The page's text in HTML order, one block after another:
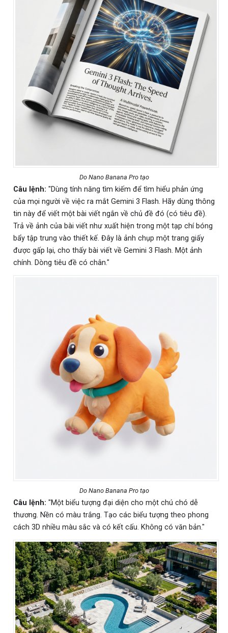
Do Nano Banana Pro tạo
Câu lệnh: "Dùng tính năng tìm kiếm để tìm hiểu phản ứng
của mọi người về việc ra mắt Gemini 3 Flash. Hãy dùng thông
tin này để viết một bài viết ngắn về chủ đề đó (có tiêu đề).
Trả về ảnh của bài viết như xuất hiện trong một tạp chí bóng
bẩy tập trung vào thiết kế. Đây là ảnh chụp một trang giấy
được gấp lại, cho thấy bài viết về Gemini 3 Flash. Một ảnh
chính. Dòng tiêu đề có chân."
Do Nano Banana Pro tạo
Câu lệnh: "Một biểu tượng đại diện cho một chú chó dễ
thương. Nền có màu trắng. Tạo các biểu tượng theo phong
cách 3D nhiều màu sắc và có kết cấu. Không có văn bản."